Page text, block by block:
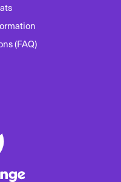
(FAQ)